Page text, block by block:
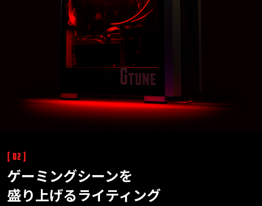
[ 02 ]
ゲーミングシーンを
盛り上げるライティング